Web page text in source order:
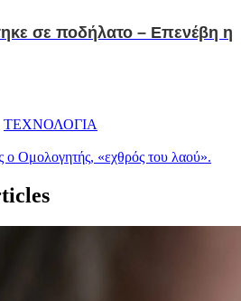
σε ποδήλατο – Επενέβη η
ΤΕΧΝΟΛΟΓΙΑ
ο Ομολογητής, «εχθρός του λαού».